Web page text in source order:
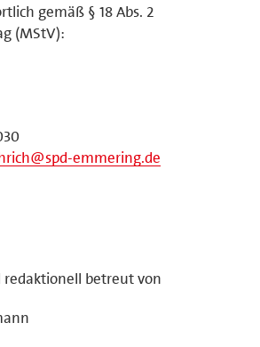
gemäß § 18 Abs. 2
(MStV):
emmering.de
redaktionell betreut von